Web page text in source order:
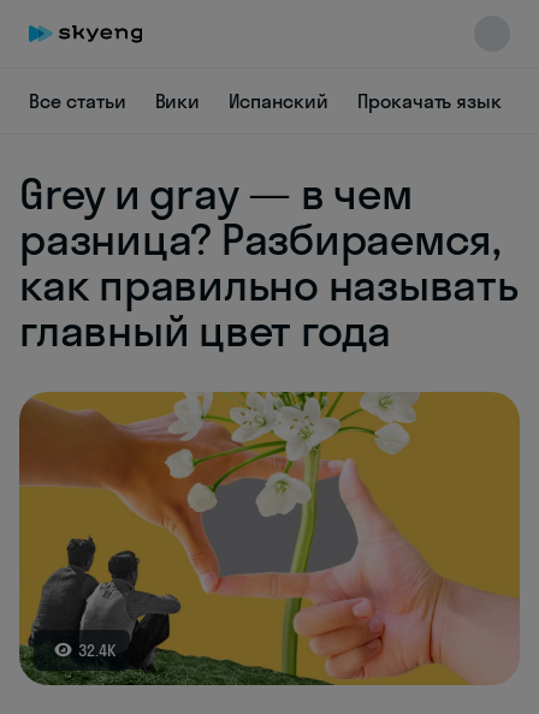
Все статьи Вики Испанский Прокачать язык
Grey и gray — в чем
разница? Разбираемся,
как правильно называть
главный цвет года
32.4K
Skyeng Chat
online